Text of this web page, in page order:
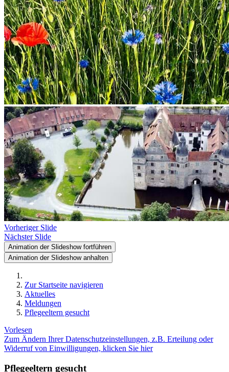
Vorheriger Slide
Nächster Slide
Animation der Slideshow fortführen
Animation der Slideshow anhalten
Zur Startseite navigieren
Aktuelles
Meldungen
Pflegeeltern gesucht
Vorlesen
Zum Ändern Ihrer Datenschutzeinstellungen, z.B. Erteilung oder
Widerruf von Einwilligungen, klicken Sie hier
Pflegeeltern gesucht